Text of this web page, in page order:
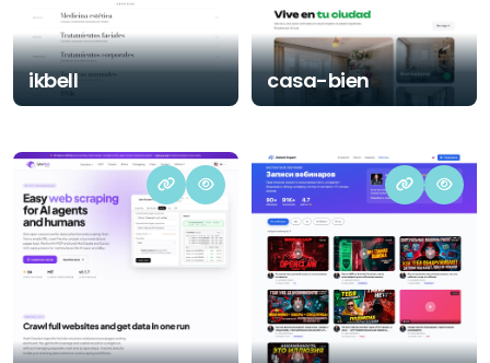
ikbell casa-bien